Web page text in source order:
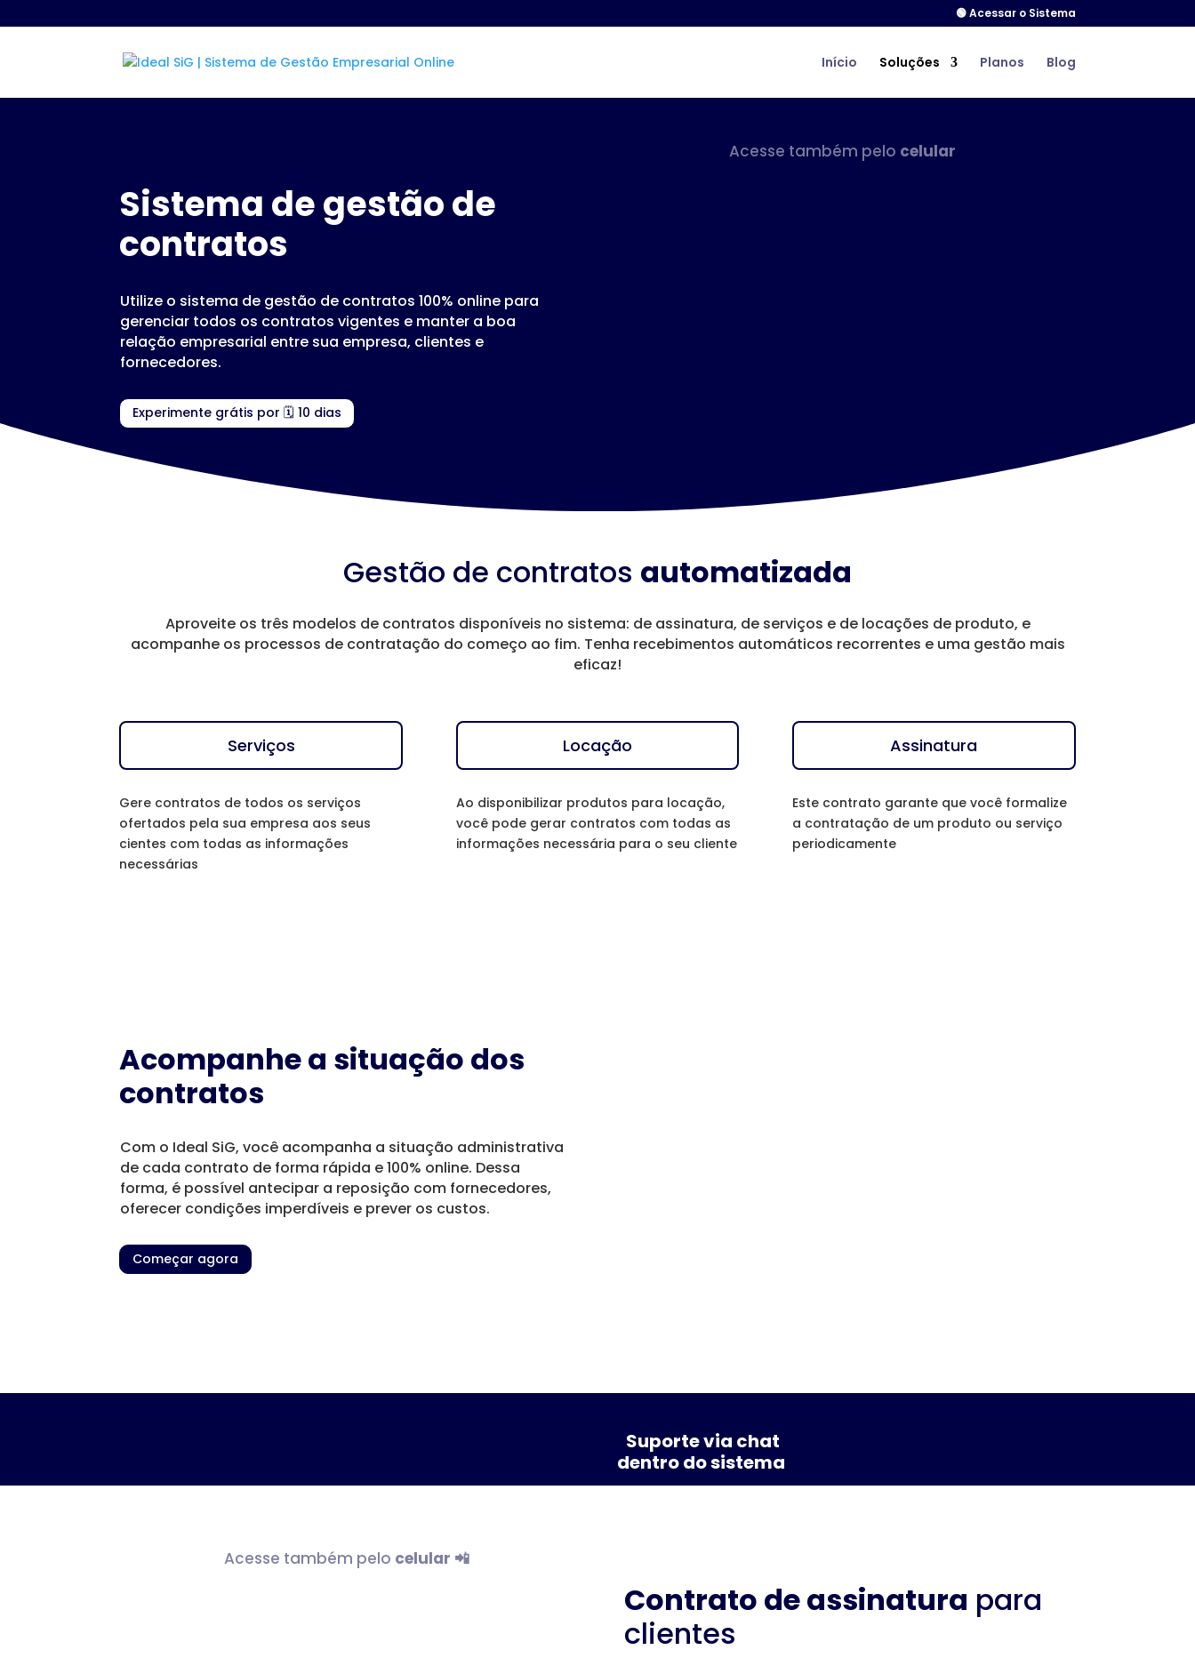
🟢 Acessar o Sistema
Início Soluções Planos Blog
Sistema de gestão de
contratos
Utilize o sistema de gestão de contratos 100% online para
gerenciar todos os contratos vigentes e manter a boa
relação empresarial entre sua empresa, clientes e
fornecedores.
Experimente grátis por 🗓️ 10 dias
Acesse também pelo celular
Gestão de contratos automatizada
Aproveite os três modelos de contratos disponíveis no sistema: de assinatura, de serviços e de locações de produto, e
acompanhe os processos de contratação do começo ao fim. Tenha recebimentos automáticos recorrentes e uma gestão mais
eficaz!
Serviços
Gere contratos de todos os serviços
ofertados pela sua empresa aos seus
cientes com todas as informações
necessárias
Locação
Ao disponibilizar produtos para locação,
você pode gerar contratos com todas as
informações necessária para o seu cliente
Assinatura
Este contrato garante que você formalize
a contratação de um produto ou serviço
periodicamente
Acompanhe a situação dos
contratos
Com o Ideal SiG, você acompanha a situação administrativa
de cada contrato de forma rápida e 100% online. Dessa
forma, é possível antecipar a reposição com fornecedores,
oferecer condições imperdíveis e prever os custos.
Começar agora
Suporte via chat
dentro do sistema
Acesse também pelo celular 📲
Contrato de assinatura para
clientes